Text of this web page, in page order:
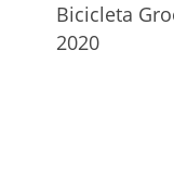
Bicicleta
2020